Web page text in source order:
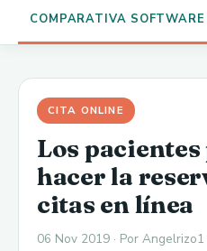
COMPARATIVA
CITA ONLINE
Los
hacer la
citas en línea
06 Nov 2019 · Por Angelrizo1